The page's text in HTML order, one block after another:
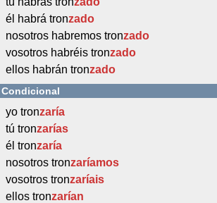
él habrá tronzado
nosotros habremos tronzado
vosotros habréis tronzado
ellos habrán tronzado
Condicional
yo tronzaría
tú tronzarías
él tronzaría
nosotros tronzaríamos
vosotros tronzaríais
ellos tronzarían